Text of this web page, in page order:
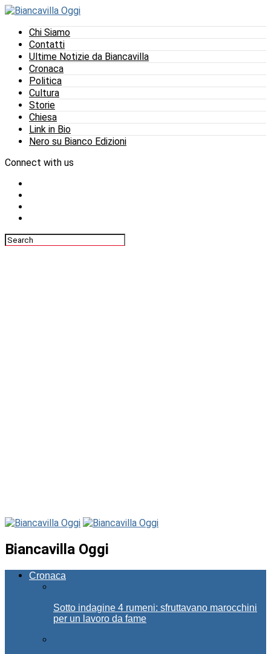
Chi Siamo
Contatti
Ultime Notizie da Biancavilla
Cronaca
Politica
Cultura
Storie
Chiesa
Link in Bio
Nero su Bianco Edizioni
Connect with us
Biancavilla Oggi
Cronaca
Sotto indagine 4 rumeni: sfruttavano marocchini
per un lavoro da fame